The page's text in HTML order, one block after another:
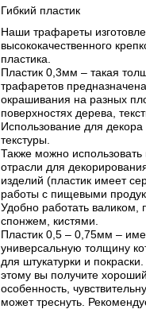
Гибкий пластик
Наши трафареты
высококачественного
пластика.
Пластик 0,3мм – такая
трафаретов
окрашивания на разных
поверхностях дерева,
Использование для декора
текстуры.
Также можно использовать
отрасли для
изделий (пластик имеет
работы с пищевыми
Удобно работать валиком,
спонжем, кистями.
Пластик 0,5 – 0,75мм –
универсальную толщину
для штукатурки и
этому вы получите
особенность,
может треснуть.